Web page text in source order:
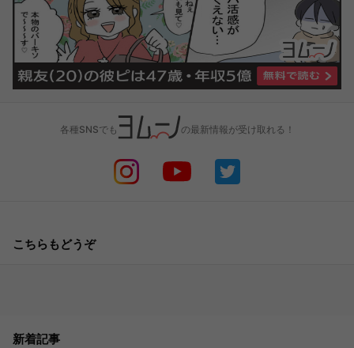
各種SNSでも の最新情報が受け取れる！
こちらもどうぞ
新着記事